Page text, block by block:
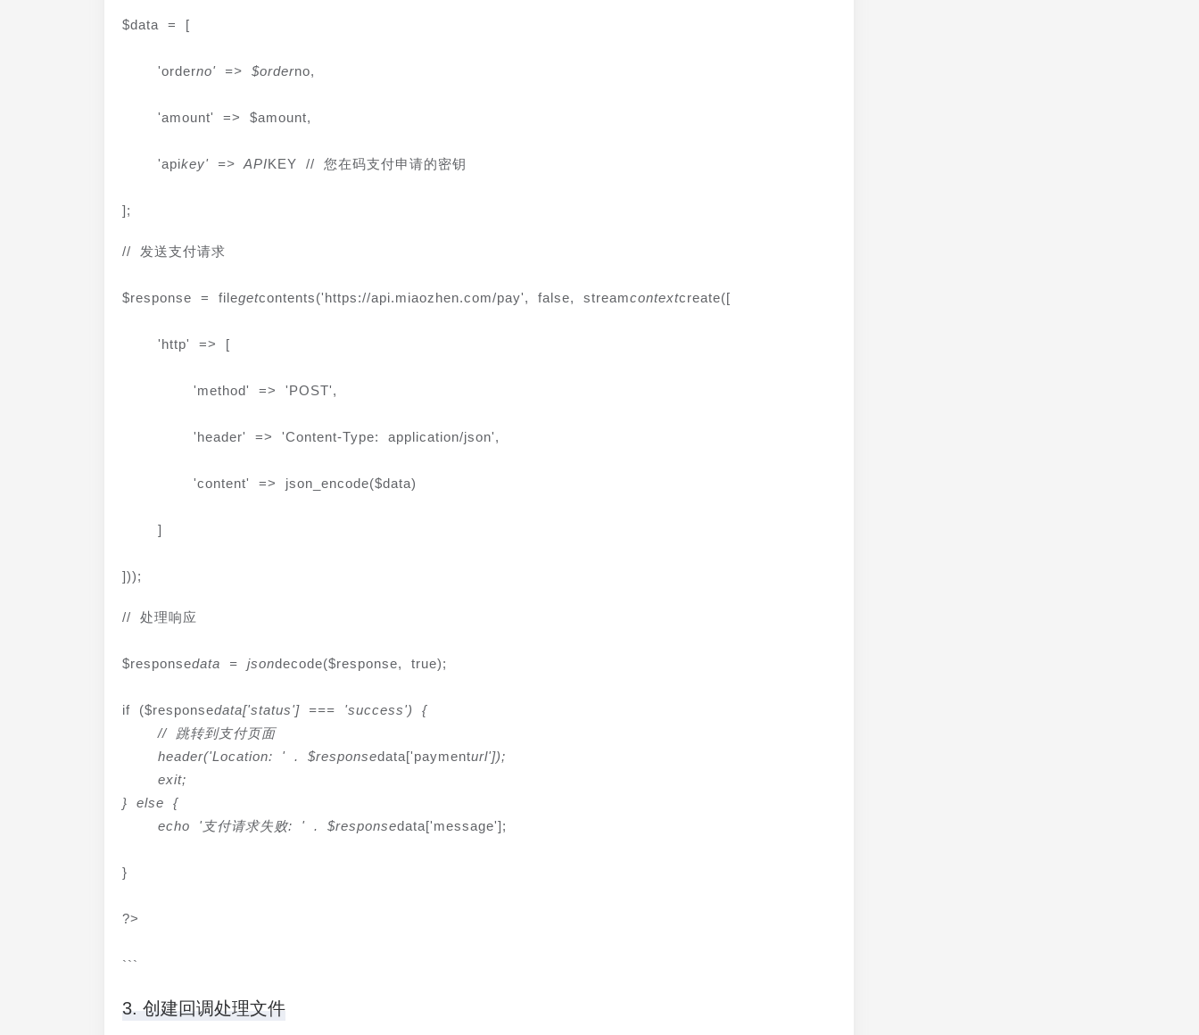
$data = [
    'order
no' => $orderno,
    'amount' => $amount,
    'api
key' => APIKEY // 您在码支付申请的密钥
];
// 发送支付请求
$response = filegetcontents('https://api.miaozhen.com/pay', false, streamcontextcreate([
    'http' => [
        'method' => 'POST',
        'header' => 'Content-Type: application/json',
        'content' => json_encode($data)
    ]
]));
// 处理响应
$responsedata = jsondecode($response, true);
if ($responsedata['status'] === 'success') {
    // 跳转到支付页面
    header('Location: ' . $response
data['paymenturl']);
} else {
    echo '支付请求失败: ' . $response
data['message'];
}
?>
```
3. 创建回调处理文件